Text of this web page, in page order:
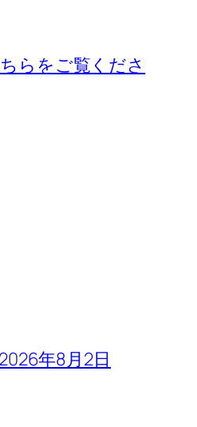
らをご覧くださ
2026年8月2日